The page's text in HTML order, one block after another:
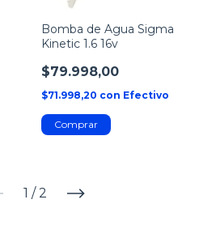
Bomba de Agua Sigma
Kinetic 1.6 16v
$79.998,00
$71.998,20 con Efectivo
1 / 2